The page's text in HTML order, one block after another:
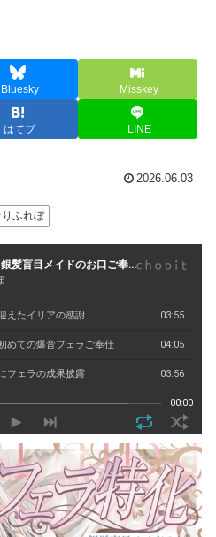
Bluesky Misskey
はてブ LINE
2026.06.03
ふれぼ